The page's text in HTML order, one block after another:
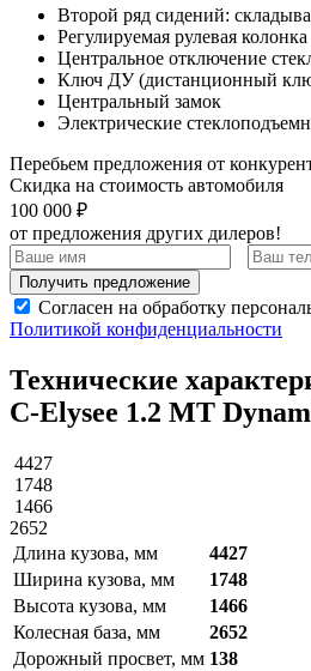
Второй ряд сидений:
Регулируемая рулевая колонка
Центральное отключение
Ключ ДУ (дистанционный
Центральный замок
Электрические
Перебьем предложения от
Скидка на стоимость автомобиля
100 000 ₽
от предложения других дилеров!
Получить предложение
Согласен на обработку
Политикой конфиденциальности
Технические
C-Elysee 1.2 МТ
4427
1748
1466
2652
Длина кузова, мм
4427
Ширина кузова, мм
1748
Высота кузова, мм
1466
Колесная база, мм
2652
Дорожный просвет, мм 138